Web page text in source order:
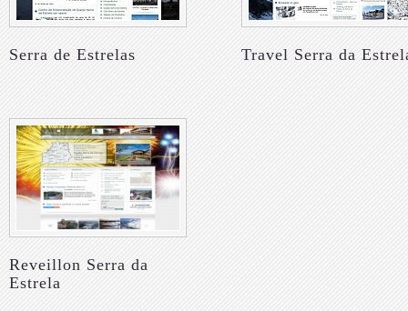
Serra de Estrelas Travel Serra da
Reveillon Serra da
Estrela